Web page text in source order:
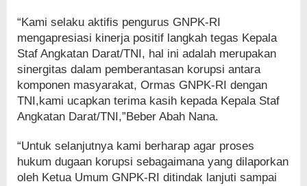
“Kami selaku aktifis pengurus GNPK-RI
mengapresiasi kinerja positif langkah tegas Kepala
Staf Angkatan Darat/TNI, hal ini adalah merupakan
sinergitas dalam pemberantasan korupsi antara
komponen masyarakat, Ormas GNPK-RI dengan
TNI,kami ucapkan terima kasih kepada Kepala Staf
Angkatan Darat/TNI,”Beber Abah Nana.
“Untuk selanjutnya kami berharap agar proses
hukum dugaan korupsi sebagaimana yang dilaporkan
oleh Ketua Umum GNPK-RI ditindak lanjuti sampai